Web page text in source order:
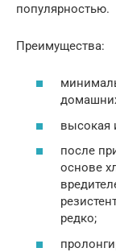
популярностью.
Преимущества:
высокая
после
основе
редко;